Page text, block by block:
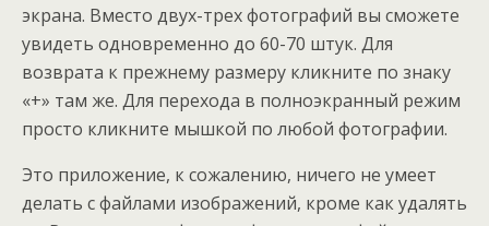
экрана. Вместо двух-трех фотографий вы сможете
увидеть одновременно до 60-70 штук. Для
возврата к прежнему размеру кликните по знаку
«+» там же. Для перехода в полноэкранный режим
просто кликните мышкой по любой фотографии.
Это приложение, к сожалению, ничего не умеет
делать с файлами изображений, кроме как удалять